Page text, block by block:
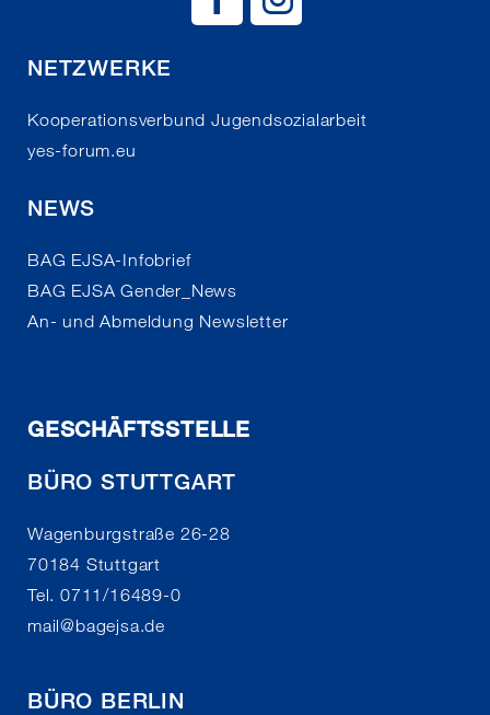
NETZWERKE
Kooperationsverbund Jugendsozialarbeit
yes-forum.eu
NEWS
BAG EJSA-Infobrief
BAG EJSA Gender_News
An- und Abmeldung Newsletter
GESCHÄFTSSTELLE
BÜRO STUTTGART
Wagenburgstraße 26-28
70184 Stuttgart
Tel. 0711/16489-0
mail@bagejsa.de
BÜRO BERLIN